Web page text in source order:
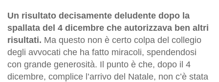
Un risultato decisamente deludente dopo la
spallata del 4 dicembre che autorizzava ben altri
risultati. Ma questo non è certo colpa del collegio
degli avvocati che ha fatto miracoli, spendendosi
con grande generosità. Il punto è che, dopo il 4
dicembre, complice l’arrivo del Natale, non c’è stata